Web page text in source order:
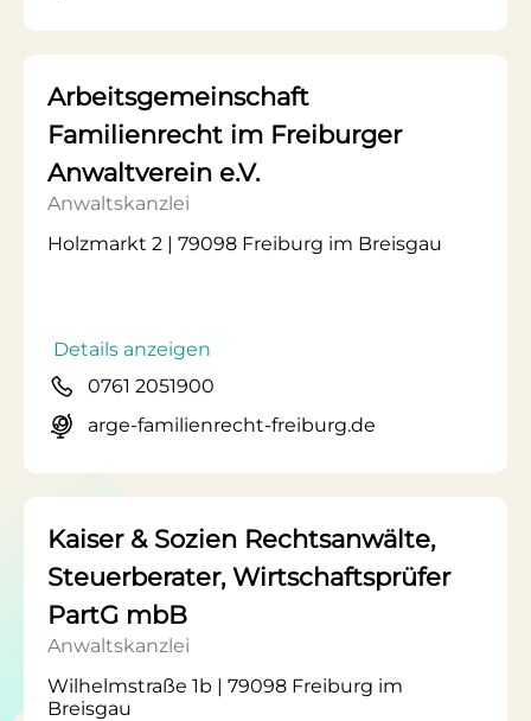
Arbeitsgemeinschaft
Familienrecht im Freiburger
Anwaltverein e.V.
Anwaltskanzlei
Holzmarkt 2 | 79098 Freiburg im Breisgau
Details anzeigen
0761 2051900
arge-familienrecht-freiburg.de
Kaiser & Sozien Rechtsanwälte,
Steuerberater, Wirtschaftsprüfer
PartG mbB
Anwaltskanzlei
Wilhelmstraße 1b | 79098 Freiburg im
Breisgau